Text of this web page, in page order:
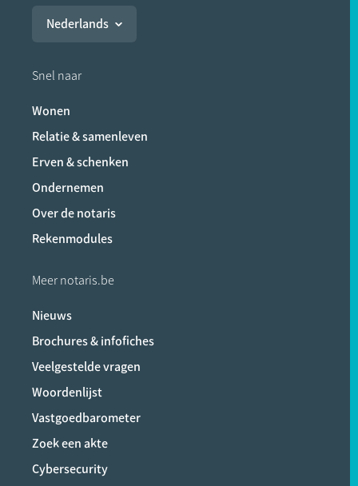
Nederlands
Snel naar
Wonen
Relatie & samenleven
Erven & schenken
Ondernemen
Over de notaris
Rekenmodules
Meer notaris.be
Nieuws
Brochures & infofiches
Veelgestelde vragen
Woordenlijst
Vastgoedbarometer
Zoek een akte
Cybersecurity